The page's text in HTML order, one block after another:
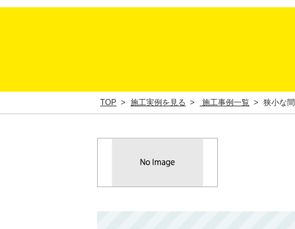
TOP 施工実例を見る 施工事例一覧 狭小な